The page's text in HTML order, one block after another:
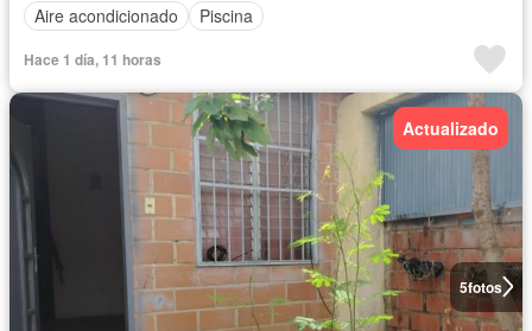
Aire acondicionado
Piscina
Hace 1 día, 11 horas
5fotos
Actualizado